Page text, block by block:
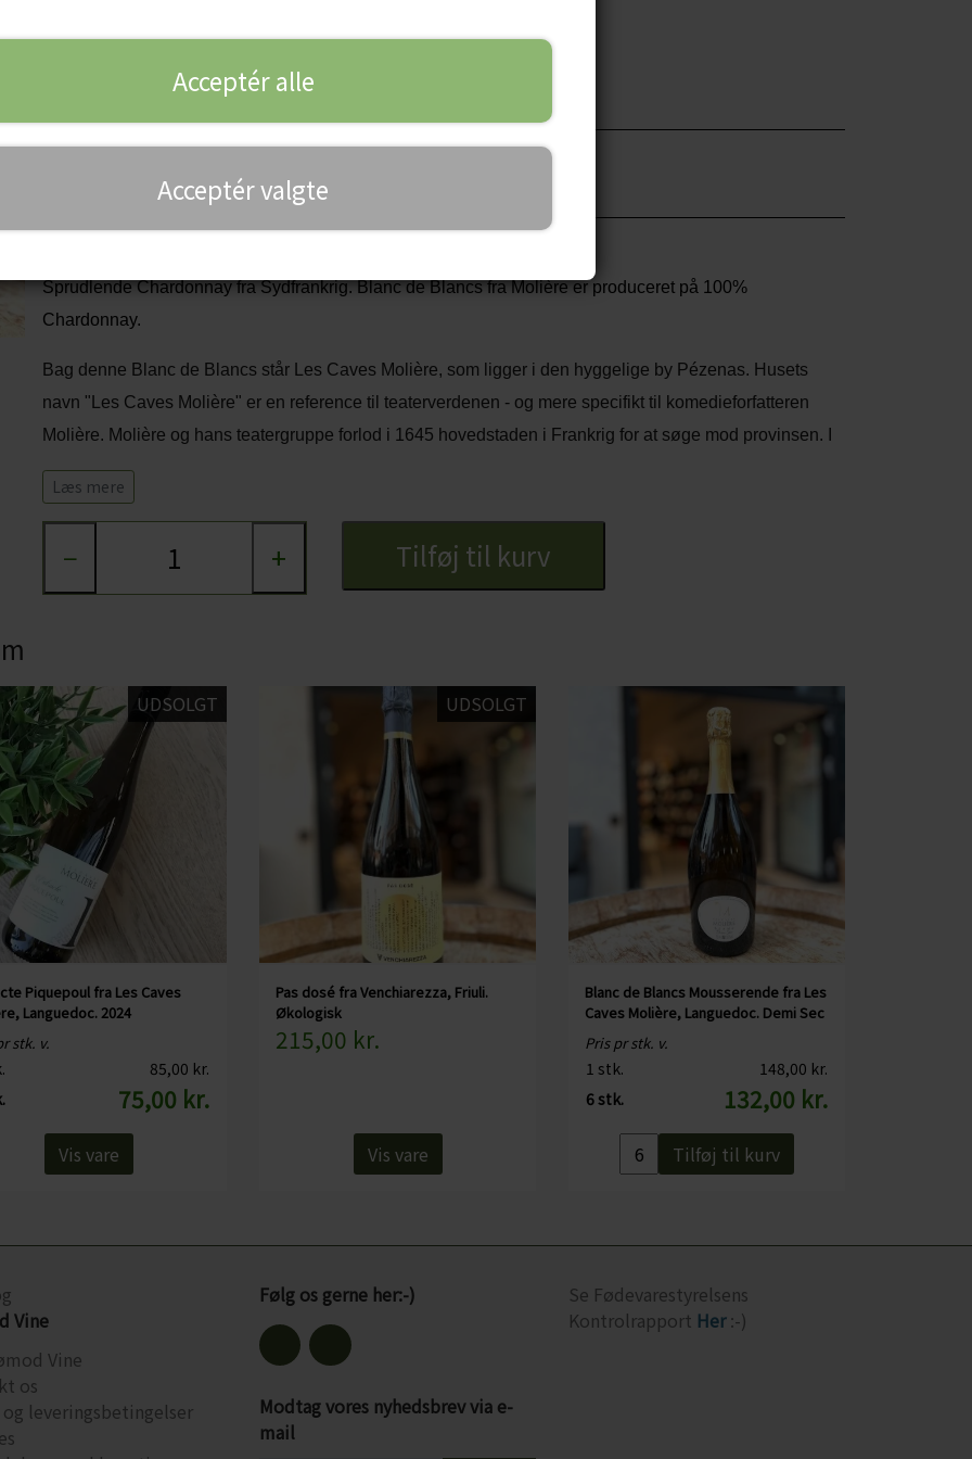
Molière, Languedoc. Brut
Ved køb af 6 stk: 132,00 kr. pr. stk
Sprudlende Chardonnay fra Sydfrankrig. Blanc de Blancs fra Molière er produceret på 100%
Chardonnay.
Bag denne Blanc de Blancs står Les Caves Molière, som ligger i den hyggelige by Pézenas. Husets
navn "Les Caves Molière" er en reference til teaterverdenen - og mere specifikt til komedieforfatteren
Molière. Molière og hans teatergruppe forlod i 1645 hovedstaden i Frankrig for at søge mod provinsen. I
1650 ankom teatergruppen til byen Pézenas i Sydfrankrig (hvor Les Caves Molière ligger), og her
optrådte gruppen i tre måneder - og igen tre år senere vendte den tilbage til Pézenas.
Duft- og smagsnoter:
Område: Languedoc
Druer: Chardonnay
Serveres fx til: aperitif, lette forretter, fisk, salat.
Serveres ved: 6-7 grader
Alkohol: 11%
Flaskestørrelse: 75 cl
Økologisk: Nej
Indeholder sulfitter: Ja, alle vine indeholder sulfitter, da de opstår under fermenteringen.
Læs mere
− + Tilføj til kurv
UDSOLGT
Piquepoul fra Les Caves
Languedoc. 2024
stk. v.
85,00 kr.
75,00 kr.
Vis vare
UDSOLGT
Pas dosé fra Venchiarezza, Friuli.
Økologisk
215,00 kr.
Vis vare
Blanc de Blancs Mousserende fra Les
Caves Molière, Languedoc. Demi Sec
Pris pr stk. v.
1 stk.
148,00 kr.
6 stk.
132,00 kr.
Tilføj til kurv
Vine
Vine
os
og leveringsbetingelser
Følg os gerne her:-)
Modtag vores nyhedsbrev via e-
mail
Se Fødevarestyrelsens
Kontrolrapport Her:-)
Acceptér alle
Acceptér valgte